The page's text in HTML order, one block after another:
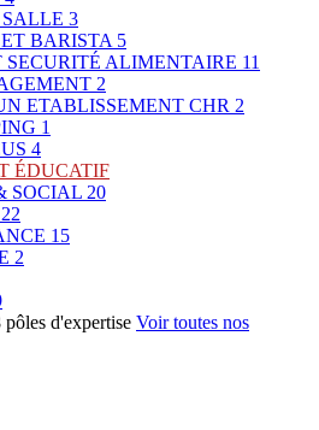
SALLE 3
BARISTA 5
SECURITÉ ALIMENTAIRE 11
2
ETABLISSEMENT CHR 2
1
4
ÉDUCATIF
SOCIAL 20
22
15
2
pôles d'expertise Voir toutes nos